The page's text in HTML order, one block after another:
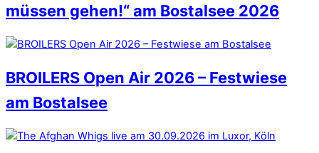
müssen gehen!“ am Bostalsee 2026
BROILERS Open Air 2026 – Festwiese
am Bostalsee